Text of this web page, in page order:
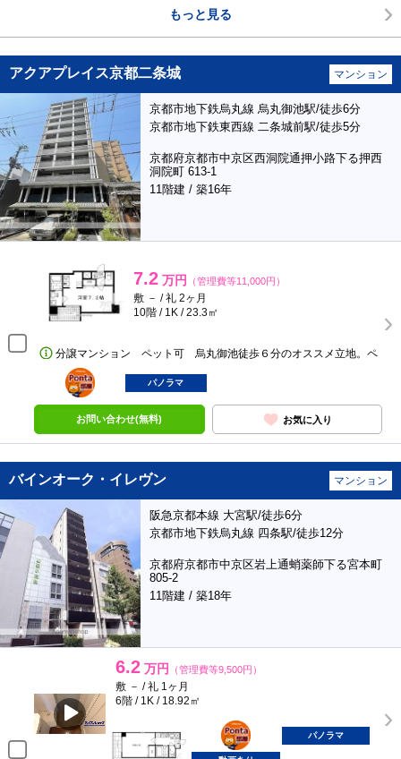
もっと見る
アクアプレイス京都二条城 マンション
京都市地下鉄烏丸線 烏丸御池駅/徒歩6分
京都市地下鉄東西線 二条城前駅/徒歩5分
京都府京都市中京区西洞院通押小路下る押西
洞院町 613-1
11階建 / 築16年
7.2 万円 （管理費等11,000円）
敷 － / 礼 2ヶ月
10階 / 1K / 23.3㎡
分譲マンション ペット可 烏丸御池徒歩６分のオススメ立地。ペ
ポンタ
部屋
パノラマ
お問い合わせ(無料) お気に入り
バインオーク・イレヴン マンション
阪急京都本線 大宮駅/徒歩6分
京都市地下鉄烏丸線 四条駅/徒歩12分
京都府京都市中京区岩上通蛸薬師下る宮本町
805-2
11階建 / 築18年
6.2 万円 （管理費等9,500円）
敷 － / 礼 1ヶ月
6階 / 1K / 18.92㎡
ポンタ
部屋
パノラマ